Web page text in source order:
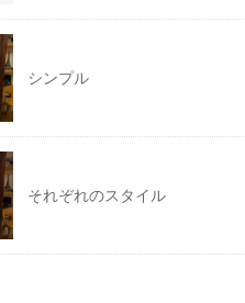
シンプル
それぞれのスタイル